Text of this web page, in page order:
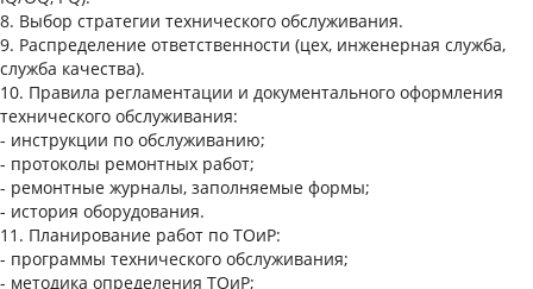
8. Выбор стратегии технического обслуживания.
9. Распределение ответственности (цех, инженерная служба,
служба качества).
10. Правила регламентации и документального оформления
технического обслуживания:
- инструкции по обслуживанию;
- протоколы ремонтных работ;
- ремонтные журналы, заполняемые формы;
- история оборудования.
11. Планирование работ по ТОиР:
- программы технического обслуживания;
- методика определения ТОиР;